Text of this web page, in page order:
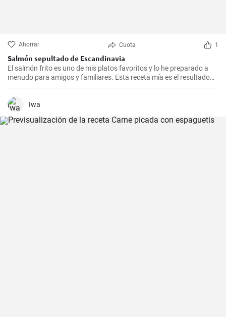
Ahorrar Cuota 1
Salmón sepultado de Escandinavia
El salmón frito es uno de mis platos favoritos y lo he preparado a
menudo para amigos y familiares. Esta receta mía es el resultado
de mucha experimentación y personalización. Lo sorprendente es
que es increíblemente fácil de hacer y, a la vez, tan sabrosa e
impresionante. Un trozo de filete de salmón fresco se marina en un
Iwa